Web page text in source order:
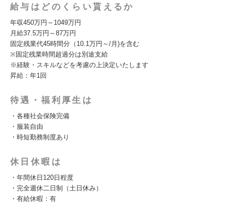
給与はどのくらい貰えるか
年収450万円～1049万円
月給37.5万円～87万円
固定残業代45時間分（10.1万円～/月)を含む
※固定残業時間超過分は別途支給
※経験・スキルなどを考慮の上決定いたします
昇給：年1回
待遇・福利厚生は
・各種社会保険完備
・服装自由
・時短勤務制度あり
休日休暇は
・年間休日120日程度
・完全週休二日制（土日休み）
・有給休暇：有